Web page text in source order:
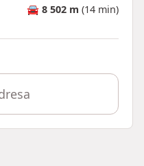
🚘 8 502 m (14 min)